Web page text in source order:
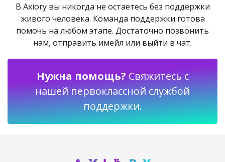
В Axiory вы никогда не остаетесь без поддержки
живого человека. Команда поддержки готова
помочь на любом этапе. Достаточно позвонить
нам, отправить имейл или выйти в чат.
Нужна помощь? Свяжитесь с
нашей первоклассной службой
поддержки.